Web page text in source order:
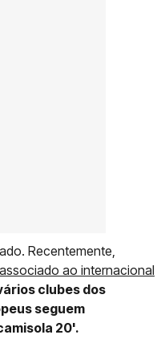
Recentemente,
ao internacional
clubes dos
seguem
20'.